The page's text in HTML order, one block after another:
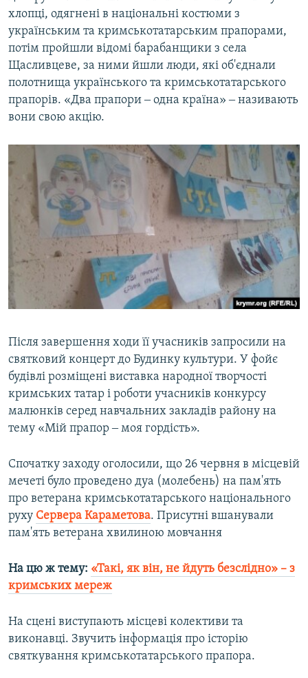
хлопці, одягнені в національні костюми з
українським та кримськотатарським прапорами,
потім пройшли відомі барабанщики з села
Щасливцеве, за ними йшли люди, які об'єднали
полотнища українського та кримськотатарського
прапорів. «Два прапори ‒ одна країна» ‒ називають
вони свою акцію.
Після завершення ходи її учасників запросили на
святковий концерт до Будинку культури. У фойє
будівлі розміщені виставка народної творчості
кримських татар і роботи учасників конкурсу
малюнків серед навчальних закладів району на
тему «Мій прапор ‒ моя гордість».
Спочатку заходу оголосили, що 26 червня в місцевій
мечеті було проведено дуа (молебень) на пам'ять
про ветерана кримськотатарського національного
руху Сервера Караметова. Присутні вшанували
пам'ять ветерана хвилиною мовчання
На цю ж тему: «Такі, як він, не йдуть безслідно» – з
кримських мереж
На сцені виступають місцеві колективи та
виконавці. Звучить інформація про історію
святкування кримськотатарського прапора.